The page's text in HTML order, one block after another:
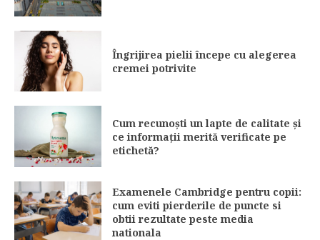
Îngrijirea pielii începe cu alegerea
cremei potrivite
Cum recunoști un lapte de calitate și
ce informații merită verificate pe
etichetă?
Examenele Cambridge pentru copii:
cum eviti pierderile de puncte si
obtii rezultate peste media
nationala